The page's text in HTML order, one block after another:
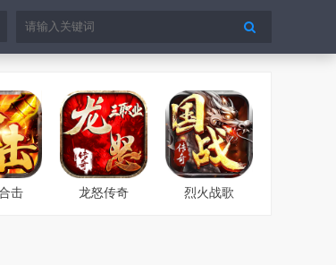
击 龙怒传奇 烈火战歌